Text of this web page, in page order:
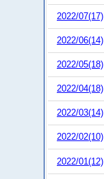
2022/07(17)
2022/06(14)
2022/05(18)
2022/04(18)
2022/03(14)
2022/02(10)
2022/01(12)